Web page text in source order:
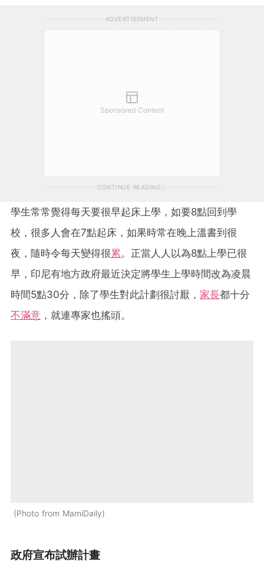
ADVERTISEMENT
Sponsored Content
CONTINUE READING
學生常常覺得每天要很早起床上學，如要8點回到學
校，很多人會在7點起床，如果時常在晚上溫書到很
夜，隨時令每天變得很累。正當人人以為8點上學已很
早，印尼有地方政府最近決定將學生上學時間改為凌晨
時間5點30分，除了學生對此計劃很討厭， 家長都十分
不滿意 ，就連專家也搖頭。
Photo from MamiDaily
政府宣布試辦計畫